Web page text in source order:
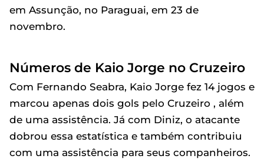
em Assunção, no Paraguai, em 23 de
novembro.
Números de Kaio Jorge no Cruzeiro
Com Fernando Seabra, Kaio Jorge fez 14 jogos e
marcou apenas dois gols pelo Cruzeiro , além
de uma assistência. Já com Diniz, o atacante
dobrou essa estatística e também contribuiu
com uma assistência para seus companheiros.